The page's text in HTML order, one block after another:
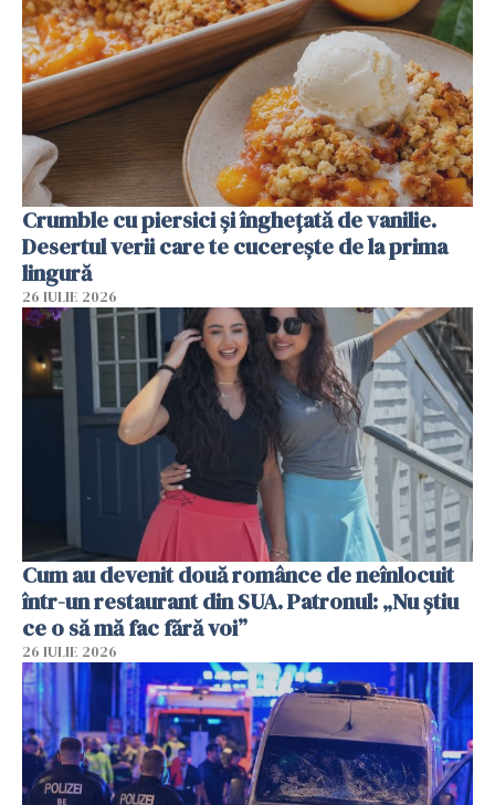
Crumble cu piersici și înghețată de vanilie.
Desertul verii care te cucerește de la prima
lingură
26 IULIE 2026
Cum au devenit două românce de neînlocuit
într-un restaurant din SUA. Patronul: „Nu știu
ce o să mă fac fără voi”
26 IULIE 2026